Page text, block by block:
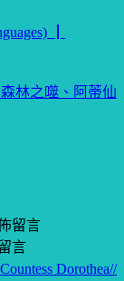
┃
林之噬、阿蒂仙
留言
言
Dorothea//